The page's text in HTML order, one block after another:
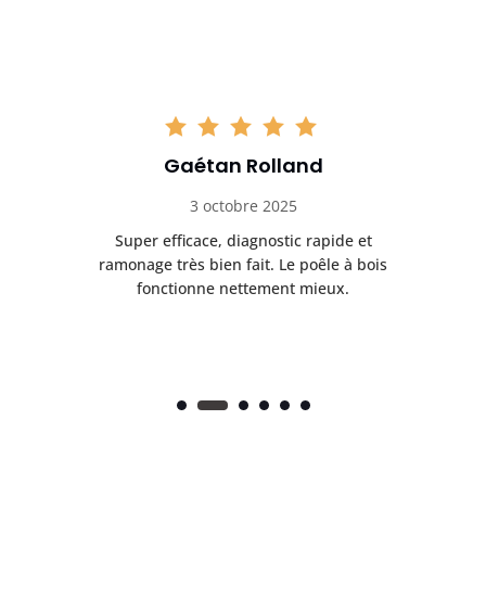
Gaétan Rolland
3 octobre 2025
Super efficace, diagnostic rapide et
ramonage très bien fait. Le poêle à bois
fonctionne nettement mieux.